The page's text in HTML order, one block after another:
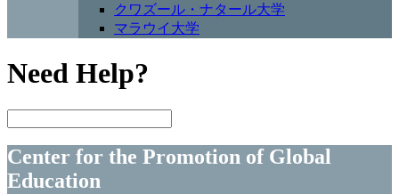
クワズール・ナタール大学
マラウイ大学
Need Help?
Center for the Promotion of Global
Education